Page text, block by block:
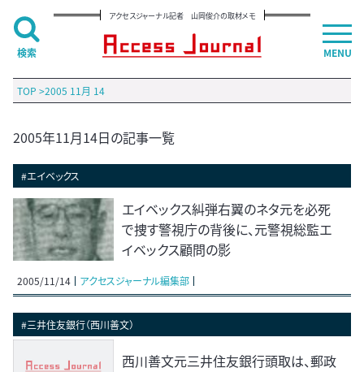
アクセスジャーナル記者 山岡俊介の取材メモ
TOP >2005 11月 14
2005年11月14日の記事一覧
#エイベックス
エイベックス糾弾右翼のネタ元を必死
で捜す警視庁の背後に、元警視総監エ
イベックス顧問の影
2005/11/14 アクセスジャーナル編集部
#三井住友銀行（西川善文）
西川善文元三井住友銀行頭取は、郵政
MENU
検索